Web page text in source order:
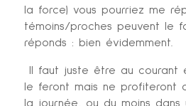
la force) vous pourriez me
témoins/proches peuvent le
réponds : bien évidemment.
Il faut juste être au courant
le feront mais ne profiteront
la journée, ou du moins dans